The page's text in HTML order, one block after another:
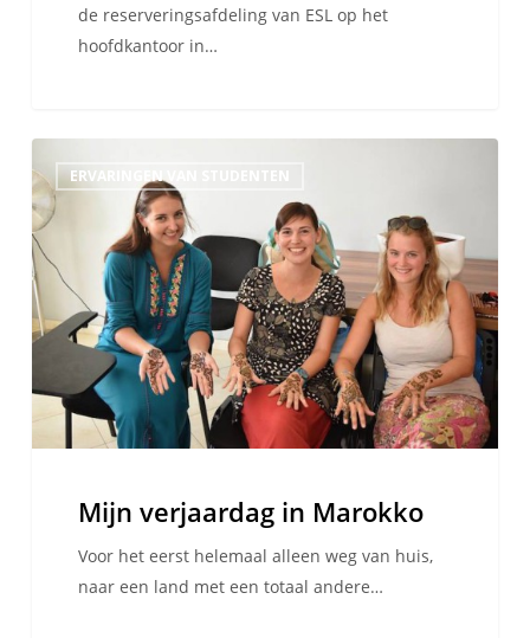
de reserveringsafdeling van ESL op het
hoofdkantoor in…
verjaardag
in
Marokko
ERVARINGEN VAN STUDENTEN
Mijn verjaardag in Marokko
Voor het eerst helemaal alleen weg van huis,
naar een land met een totaal andere…